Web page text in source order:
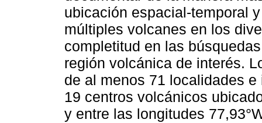
ubicación espacial-temporal
múltiples volcanes en los
completitud en las
región volcánica de interés.
de al menos 71 localidades
19 centros volcánicos
y entre las longitudes